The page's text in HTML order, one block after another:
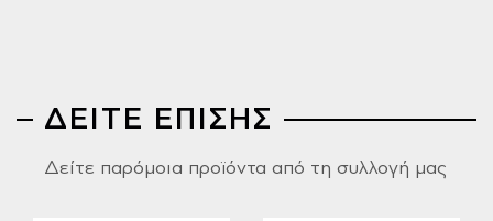
ΔΕΙΤΕ ΕΠΙΣΗΣ
Δείτε παρόμοια προϊόντα από τη συλλογή μας